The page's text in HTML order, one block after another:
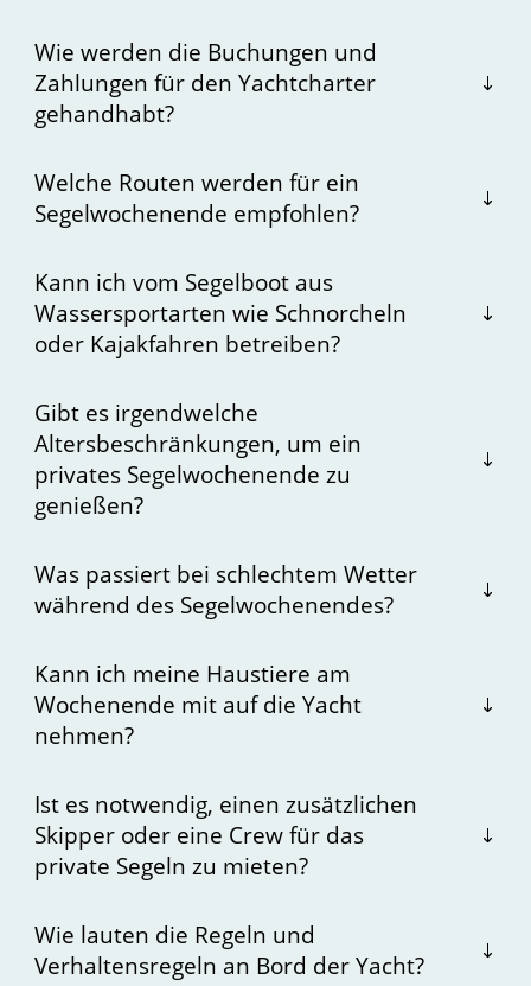
Wie werden die Buchungen und
Zahlungen für den Yachtcharter
gehandhabt?
Welche Routen werden für ein
Segelwochenende empfohlen?
Kann ich vom Segelboot aus
Wassersportarten wie Schnorcheln
oder Kajakfahren betreiben?
Gibt es irgendwelche
Altersbeschränkungen, um ein
privates Segelwochenende zu
genießen?
Was passiert bei schlechtem Wetter
während des Segelwochenendes?
Kann ich meine Haustiere am
Wochenende mit auf die Yacht
nehmen?
Ist es notwendig, einen zusätzlichen
Skipper oder eine Crew für das
private Segeln zu mieten?
Wie lauten die Regeln und
Verhaltensregeln an Bord der Yacht?